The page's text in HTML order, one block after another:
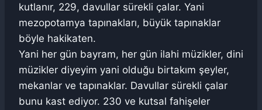
kutlanır, 229, davullar sürekli çalar. Yani
mezopotamya tapınakları, büyük tapınaklar
böyle hakikaten.
Yani her gün bayram, her gün ilahi müzikler, dini
müzikler diyeyim yani olduğu birtakım şeyler,
mekanlar ve tapınaklar. Davullar sürekli çalar
bunu kast ediyor. 230 ve kutsal fahişeler